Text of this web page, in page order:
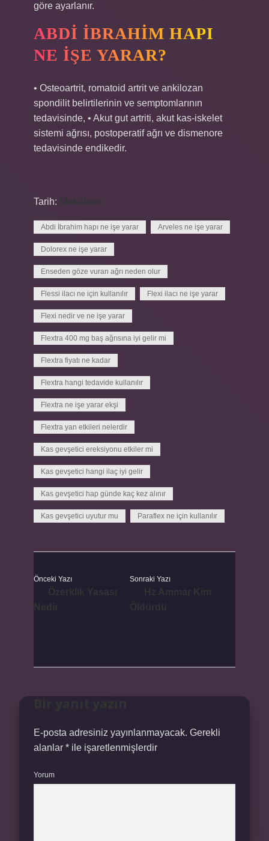
göre ayarlanır.
ABDI İBRAHIM HAPI
NE IŞE YARAR?
• Osteoartrit, romatoid artrit ve ankilozan
spondilit belirtilerinin ve semptomlarının
tedavisinde, • Akut gut artriti, akut kas-iskelet
sistemi ağrısı, postoperatif ağrı ve dismenore
tedavisinde endikedir.
Tarih:
Abdi İbrahim hapı ne işe yarar Arveles ne işe yarar
Dolorex ne işe yarar
Enseden göze vuran ağrı neden olur
Flessi ilacı ne için kullanılır Flexi ilacı ne işe yarar
Flexi nedir ve ne işe yarar
Flextra 400 mg baş ağrısına iyi gelir mi
Flextra fiyatı ne kadar
Flextra hangi tedavide kullanılır
Flextra ne işe yarar ekşi
Flextra yan etkileri nelerdir
Kas gevşetici ereksiyonu etkiler mi
Kas gevşetici hangi ilaç iyi gelir
Kas gevşetici hap günde kaç kez alınır
Kas gevşetici uyutur mu Paraflex ne için kullanılır
Önceki Yazı Sonraki Yazı
E-posta adresiniz yayınlanmayacak. Gerekli
alanlar * ile işaretlenmişlerdir
Yorum